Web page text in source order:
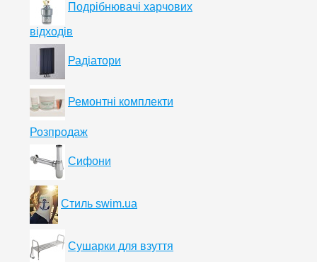
Подрібнювачі харчових
відходів
Радіатори
Ремонтні комплекти
Розпродаж
Сифони
Стиль swim.ua
Сушарки для взуття